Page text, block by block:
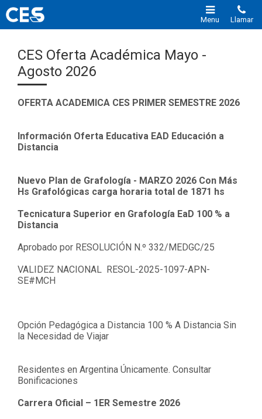
Menu Llamar
CES Oferta Académica Mayo -
Agosto 2026
OFERTA ACADEMICA CES PRIMER SEMESTRE 2026
Información Oferta Educativa EAD Educación a
Distancia
Nuevo Plan de Grafología - MARZO 2026 Con Más
Hs Grafológicas carga horaria total de 1871 hs
Tecnicatura Superior en Grafología EaD 100 % a
Distancia
Aprobado por RESOLUCIÓN N.º 332/MEDGC/25
VALIDEZ NACIONAL RESOL-2025-1097-APN-
SE#MCH
Opción Pedagógica a Distancia 100 % A Distancia Sin
la Necesidad de Viajar
Residentes en Argentina Únicamente. Consultar
Bonificaciones
Carrera Oficial – 1ER Semestre 2026